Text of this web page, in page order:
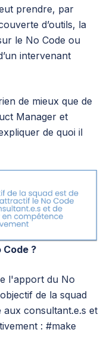
prendre, par
d’outils, la
le No Code ou
intervenant
de mieux que de
Manager et
de quoi il
Code ?
l'apport du No
de la squad
consultant.e.s et
: #make